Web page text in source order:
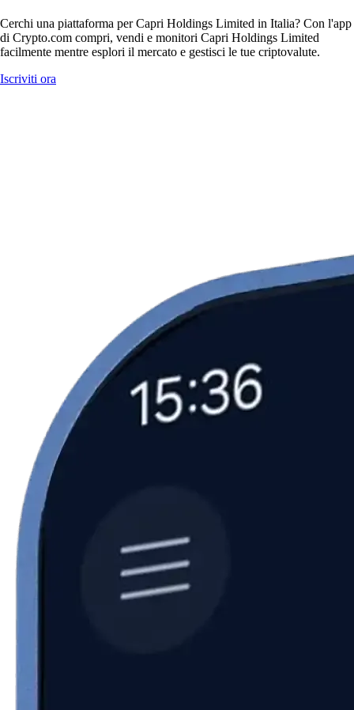
Cerchi una piattaforma per Capri Holdings Limited in Italia? Con l'app
di Crypto.com compri, vendi e monitori Capri Holdings Limited
facilmente mentre esplori il mercato e gestisci le tue criptovalute.
Iscriviti ora